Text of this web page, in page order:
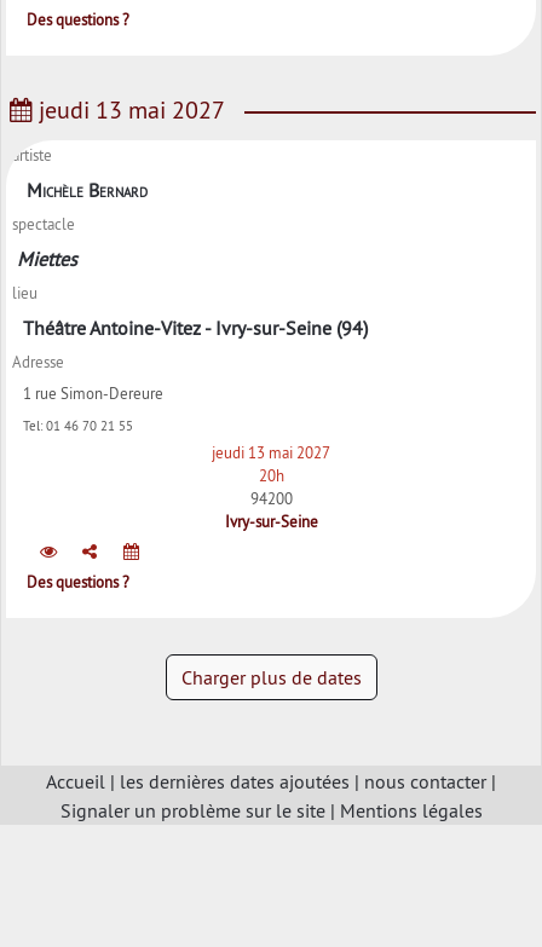
Des questions ?
jeudi 13 mai 2027
artiste
Michèle Bernard
spectacle
Miettes
lieu
Théâtre Antoine-Vitez - Ivry-sur-Seine (94)
Adresse
1 rue Simon-Dereure
Tel: 01 46 70 21 55
jeudi 13 mai 2027
20h
94200
Ivry-sur-Seine
Des questions ?
Charger plus de dates
Accueil | les dernières dates ajoutées | nous contacter|
Signaler un problème sur le site| Mentions légales